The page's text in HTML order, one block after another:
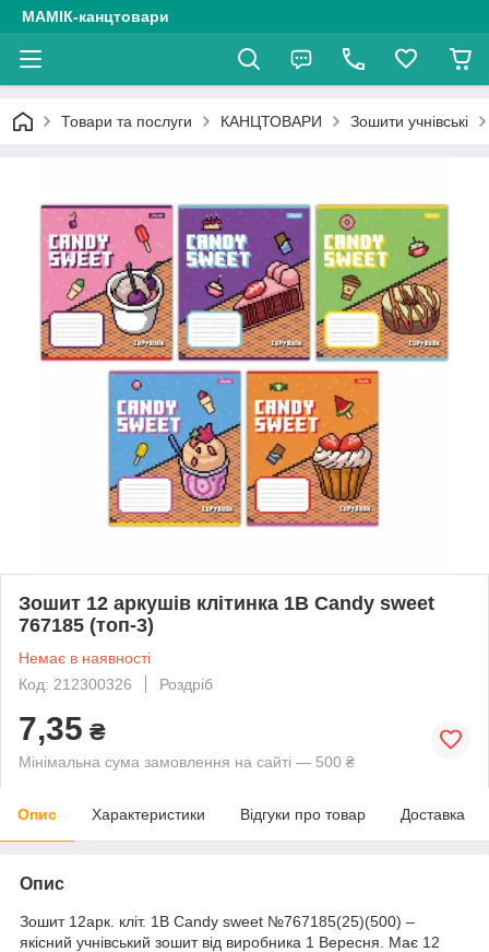
МАМІК-канцтовари
Товари та послуги КАНЦТОВАРИ Зошити учнівські
Зошит 12 аркушів клітинка 1В Candy sweet
767185 (топ-3)
Немає в наявності
Код: 212300326
Роздріб
7,35 ₴
Мінімальна сума замовлення на сайті — 500 ₴
Опис Характеристики Відгуки про товар Доставка
Опис
Зошит 12арк. кліт. 1В Candy sweet №767185(25)(500) –
якісний учнівський зошит від виробника 1 Вересня. Має 12